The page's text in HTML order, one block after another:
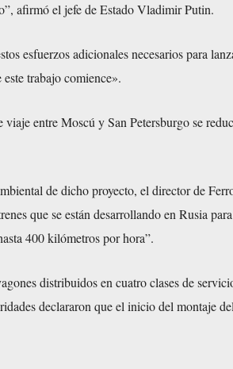
afirmó el jefe de Estado Vladimir Putin.
esfuerzos adicionales necesarios para
trabajo comience».
entre Moscú y San Petersburgo se
de dicho proyecto, el director de
que se están desarrollando en Rusia
400 kilómetros por hora”.
distribuidos en cuatro clases de
declararon que el inicio del montaje